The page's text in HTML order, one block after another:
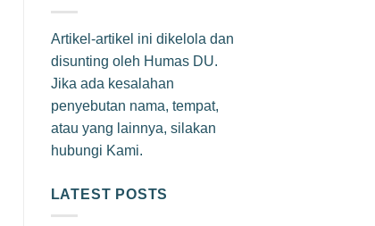
Artikel-artikel ini dikelola dan
disunting oleh Humas DU.
Jika ada kesalahan
penyebutan nama, tempat,
atau yang lainnya, silakan
hubungi Kami.
LATEST POSTS